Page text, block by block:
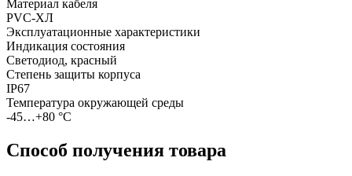
Материал кабеля
PVC-ХЛ
Эксплуатационные характеристики
Индикация состояния
Светодиод, красный
Степень защиты корпуса
IP67
Температура окружающей среды
-45…+80 °С
Способ получения товара